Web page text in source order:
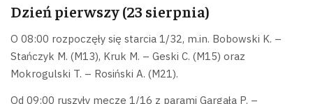
Dzień pierwszy (23 sierpnia)
O 08:00 rozpoczęły się starcia 1/32, m.in. Bobowski K. –
Stańczyk M. (M13), Kruk M. – Geski C. (M15) oraz
Mokrogulski T. – Rosiński A. (M21).
Od 09:00 ruszyły mecze 1/16 z parami Gargała P. –